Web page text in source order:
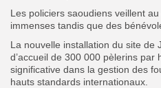
Les policiers saoudiens veillent
immenses tandis que des
La nouvelle installation du site de
d’accueil de 300 000 pèlerins par
significative dans la gestion des
hauts standards internationaux.